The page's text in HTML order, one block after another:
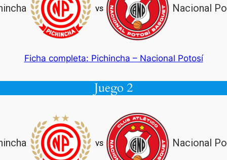
vs Nacional
Ficha completa: Pichincha – Nacional Potosí
Juego 2
vs Nacional